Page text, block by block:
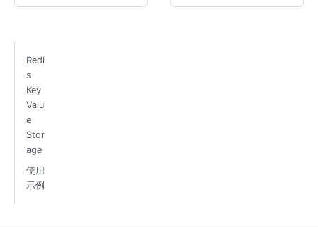
Redi
s
Key
Valu
e
Stor
age
使用
示例